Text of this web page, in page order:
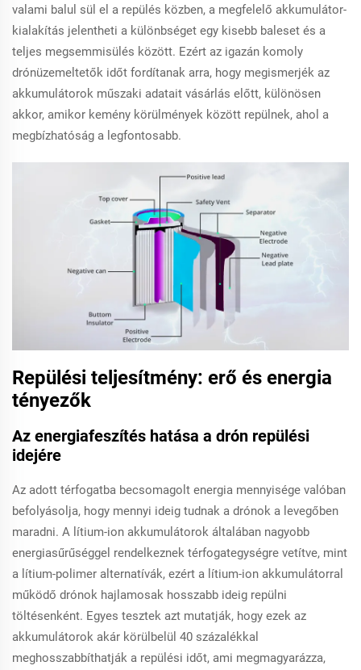
valami balul sül el a repülés közben, a megfelelő akkumulátor-
kialakítás jelentheti a különbséget egy kisebb baleset és a
teljes megsemmisülés között. Ezért az igazán komoly
drónüzemeltetők időt fordítanak arra, hogy megismerjék az
akkumulátorok műszaki adatait vásárlás előtt, különösen
akkor, amikor kemény körülmények között repülnek, ahol a
megbízhatóság a legfontosabb.
Repülési teljesítmény: erő és energia
tényezők
Az energiafeszítés hatása a drón repülési
idejére
Az adott térfogatba becsomagolt energia mennyisége valóban
befolyásolja, hogy mennyi ideig tudnak a drónok a levegőben
maradni. A lítium-ion akkumulátorok általában nagyobb
energiasűrűséggel rendelkeznek térfogategységre vetítve, mint
a lítium-polimer alternatívák, ezért a lítium-ion akkumulátorral
működő drónok hajlamosak hosszabb ideig repülni
töltésenként. Egyes tesztek azt mutatják, hogy ezek az
akkumulátorok akár körülbelül 40 százalékkal
meghosszabbíthatják a repülési időt, ami megmagyarázza,